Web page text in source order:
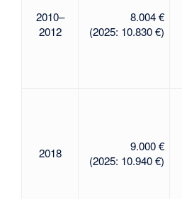
2010–
2012
8.004 €
(2025: 10.830 €)
2018
9.000 €
(2025: 10.940 €)